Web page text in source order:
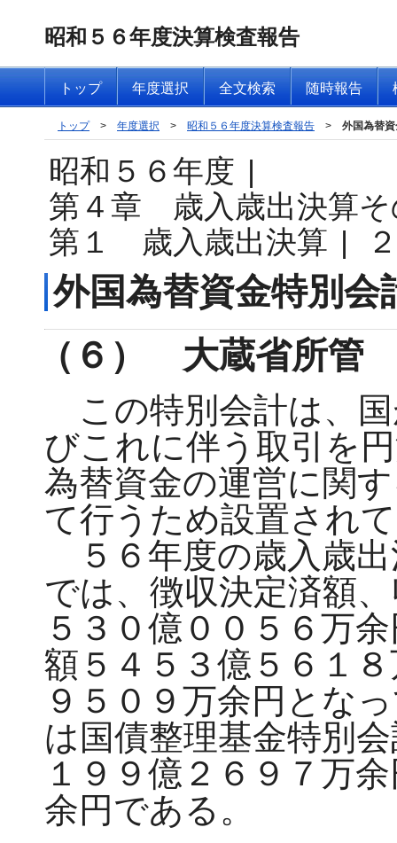
昭和５６年度決算検査報告
トップ 年度選択 全文検索 随時報告
トップ > 年度選択 > 昭和５６年度決算検査報告 > 外国為替
昭和５６年度 |
第４章 歳入歳出決算そ
第１ 歳入歳出決算 |
外国為替資金特別会
（６） 大蔵省所管
この特別会計は、
びこれに伴う取引を
為替資金の運営に関
て行うため設置され
５６年度の歳入歳
では、徴収決定済額
５３０億００５６万
額５４５３億５６１
９５０９万余円とな
は国債整理基金特別
１９９億２６９７万
余円である。